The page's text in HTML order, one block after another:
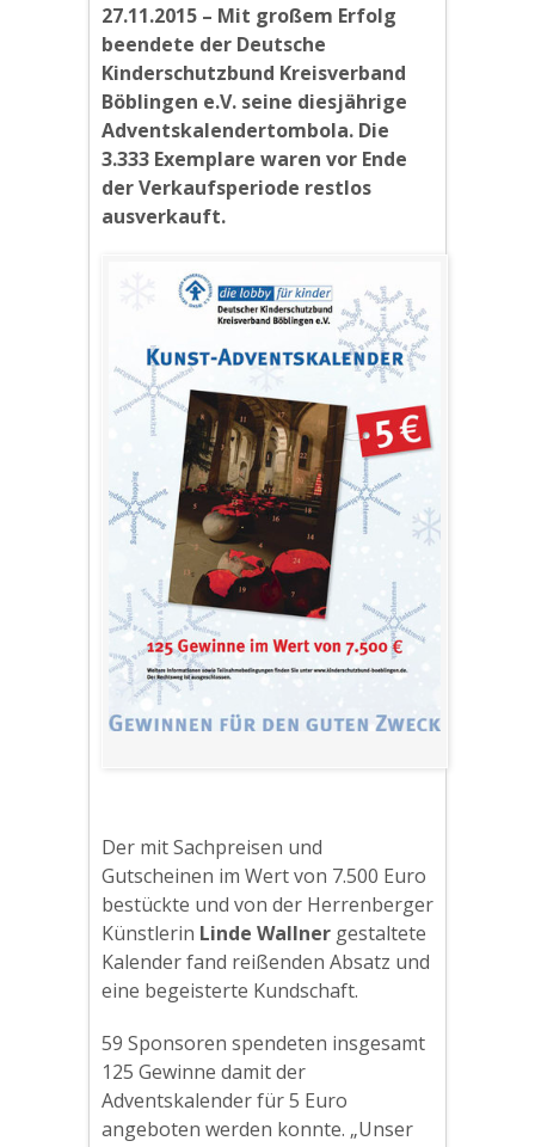
27.11.2015 – Mit großem Erfolg
beendete der Deutsche
Kinderschutzbund Kreisverband
Böblingen e.V. seine diesjährige
Adventskalendertombola. Die
3.333 Exemplare waren vor Ende
der Verkaufsperiode restlos
ausverkauft.
Der mit Sachpreisen und
Gutscheinen im Wert von 7.500 Euro
bestückte und von der Herrenberger
Künstlerin Linde Wallner gestaltete
Kalender fand reißenden Absatz und
eine begeisterte Kundschaft.
59 Sponsoren spendeten insgesamt
125 Gewinne damit der
Adventskalender für 5 Euro
angeboten werden konnte. „Unser